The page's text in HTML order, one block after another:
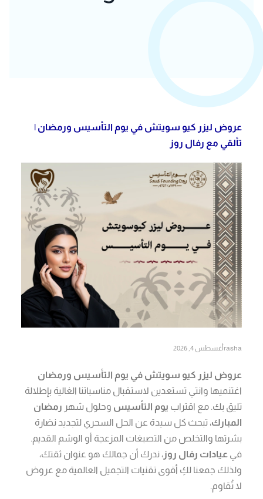
عروض ليزر كيو سويتش في يوم التأسيس ورمضان |
تألقي مع رفال روز
rasha أغسطس 4, 2026
عروض ليزر كيو سويتش في يوم التأسيس ورمضان
اغتنميها وانتي تستعدين لاستقبال مناسباتنا الغالية بإطلالة
تليق بك. مع اقتراب يوم التأسيس وحلول شهر رمضان
المبارك، تبحث كل سيدة عن الحل السحري لتجديد نضارة
بشرتها والتخلص من التصبغات المزعجة أو الوشم القديم.
فيعيادات رفال روز، ندرك أن جمالك هو عنوان ثقتك،
ولذلك جمعنا لكِ أقوى تقنيات التجميل العالمية مع عروض
لا تُقاوم.